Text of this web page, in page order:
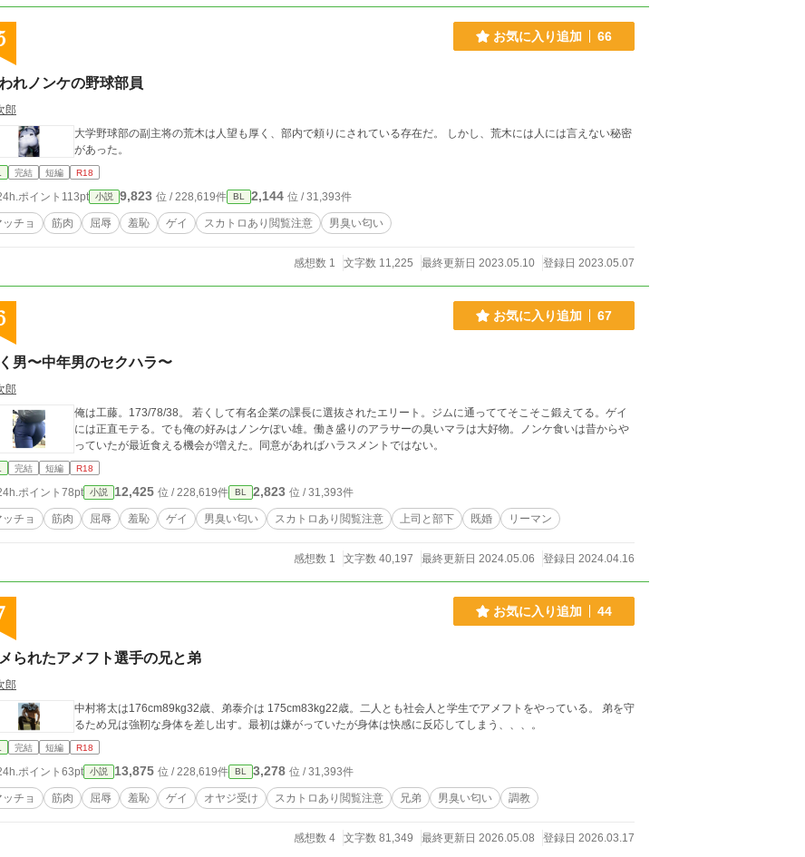
お気に入り追加 66
れノンケの野球部員
郎
大学野球部の副主将の荒木は人望も厚く、部内で頼りにされている存在だ。 しかし、荒木には人には言えない秘密
があった。
完結 短編 R18
ポイント 113pt 小説 9,823 位 / 228,619件 BL 2,144 位 / 31,393件
ッチョ 筋肉 屈辱 羞恥 ゲイ スカトロあり閲覧注意 男臭い匂い
感想数 1 文字数 11,225 最終更新日 2023.05.10 登録日 2023.05.07
お気に入り追加 67
男〜中年男のセクハラ〜
郎
俺は工藤。173/78/38。 若くして有名企業の課長に選抜されたエリート。ジムに通っててそこそこ鍛えてる。ゲイ
には正直モテる。でも俺の好みはノンケぽい雄。働き盛りのアラサーの臭いマラは大好物。ノンケ食いは昔からや
っていたが最近食える機会が増えた。同意があればハラスメントではない。
完結 短編 R18
ポイント 78pt 小説 12,425 位 / 228,619件 BL 2,823 位 / 31,393件
ッチョ 筋肉 屈辱 羞恥 ゲイ 男臭い匂い スカトロあり閲覧注意 上司と部下 既婚 リーマン
感想数 1 文字数 40,197 最終更新日 2024.05.06 登録日 2024.04.16
お気に入り追加 44
られたアメフト選手の兄と弟
郎
中村将太は176cm89kg32歳、弟泰介は 175cm83kg22歳。二人とも社会人と学生でアメフトをやっている。 弟を守
るため兄は強靭な身体を差し出す。最初は嫌がっていたが身体は快感に反応してしまう、、、。
完結 短編 R18
ポイント 63pt 小説 13,875 位 / 228,619件 BL 3,278 位 / 31,393件
ッチョ 筋肉 屈辱 羞恥 ゲイ オヤジ受け スカトロあり閲覧注意 兄弟 男臭い匂い 調教
感想数 4 文字数 81,349 最終更新日 2026.05.08 登録日 2026.03.17